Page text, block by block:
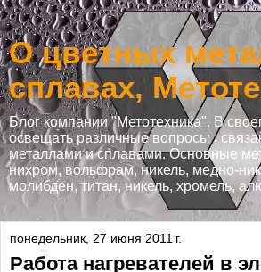
О цветных
сплавах,
Блог компании "Метотехника". В
освещать различные вопросы ,
металлами и сплавами. Основные
нихром, вольфрам, никель, медно-
молибден, титан, никель, хромель,
понедельник, 27 июня 2011 г.
Работа нагревателей в